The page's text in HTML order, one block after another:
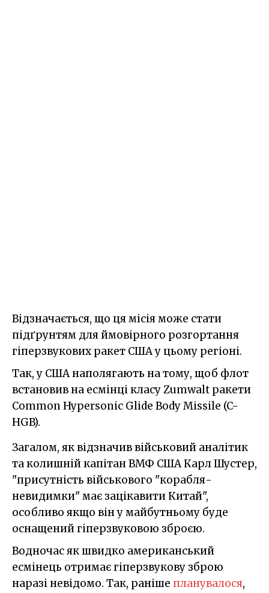
Відзначається, що ця місія може стати
підґрунтям для ймовірного розгортання
гіперзвукових ракет США у цьому регіоні.
Так, у США наполягають на тому, щоб флот
встановив на есмінці класу Zumwalt ракети
Common Hypersonic Glide Body Missile (C-
HGB).
Загалом, як відзначив військовий аналітик
та колишній капітан ВМФ США Карл Шустер,
"присутність військового "корабля-
невидимки" має зацікавити Китай",
особливо якщо він у майбутньому буде
оснащений гіперзвуковою зброєю.
Водночас як швидко американський
есмінець отримає гіперзвукову зброю
наразі невідомо. Так, раніше планувалося,